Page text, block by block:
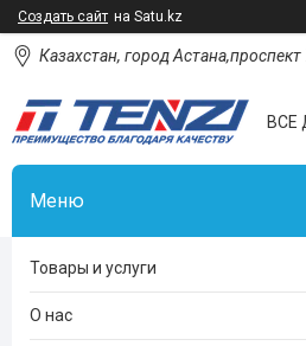
Создать сайт на Satu.kz
Казахстан, город
ВСЕ
Товары и услуги
О нас